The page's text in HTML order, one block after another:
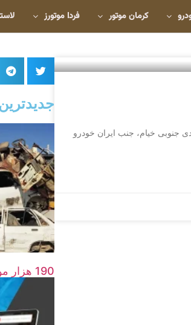
کرمان موتور فردا موتورز
زنجان – کمربندی جنوبی خیام، جنب ایران خودرو
190 هزار موتورسیکلت و خودرو اسقاط شد